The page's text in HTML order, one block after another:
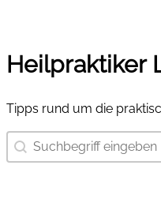
Heilpraktiker
Tipps rund um die
Suchbegriff eingeben